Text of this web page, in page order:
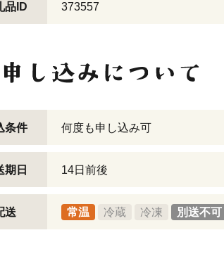
品ID 373557
条件 何度も申し込み可
期日 14日前後
送 常温 冷蔵 冷凍 別送不可